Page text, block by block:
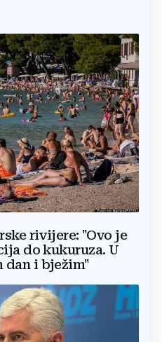
rivijere: "Ovo je
do kukuruza. U
dan i bježim"